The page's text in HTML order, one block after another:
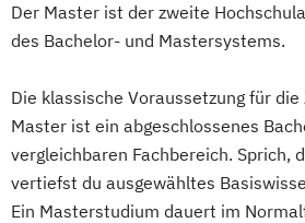
Der Master ist der zweite
des Bachelor- und Mastersystems.
Die klassische Voraussetzung für die
Master ist ein abgeschlossenes
vergleichbaren Fachbereich. Sprich,
vertiefst du ausgewähltes
Ein Masterstudium dauert im